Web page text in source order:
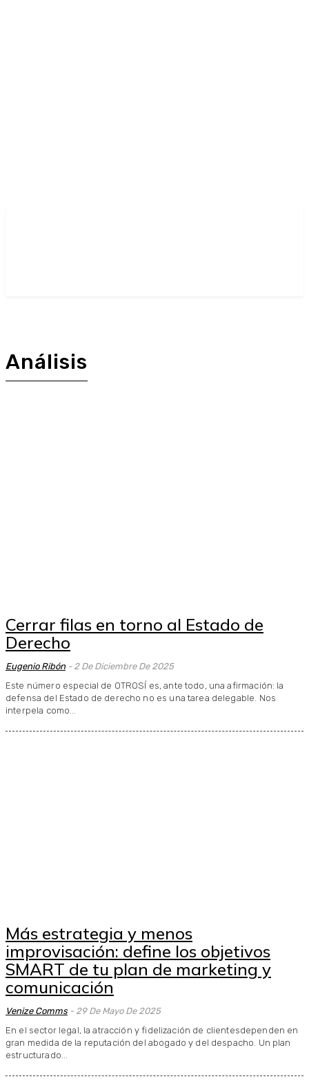
Análisis
Cerrar filas en torno al Estado de
Derecho
Eugenio Ribón - 2 De Diciembre De 2025
Este número especial de OTROSÍ es, ante todo, una afirmación: la
defensa del Estado de derecho no es una tarea delegable. Nos
interpela como...
Más estrategia y menos
improvisación: define los objetivos
SMART de tu plan de marketing y
comunicación
Venize Comms - 29 De Mayo De 2025
En el sector legal, la atracción y fidelización de clientesdependen en
gran medida de la reputación del abogado y del despacho. Un plan
estructurado...